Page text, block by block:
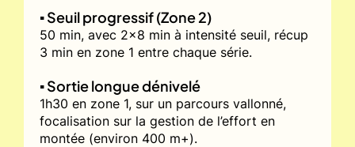
▪️ Seuil progressif (Zone 2)
50 min, avec 2x8 min à intensité seuil, récup
3 min en zone 1 entre chaque série.
▪️ Sortie longue dénivelé
1h30 en zone 1, sur un parcours vallonné,
focalisation sur la gestion de l’effort en
montée (environ 400 m+).